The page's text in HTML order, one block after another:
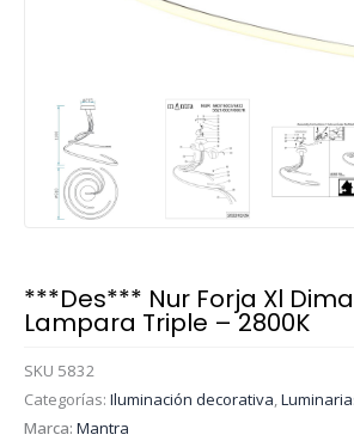
***Des*** Nur Forja Xl
Lampara Triple – 2800K
SKU 5832
Categorías: Iluminación decorativa,
Marca: Mantra